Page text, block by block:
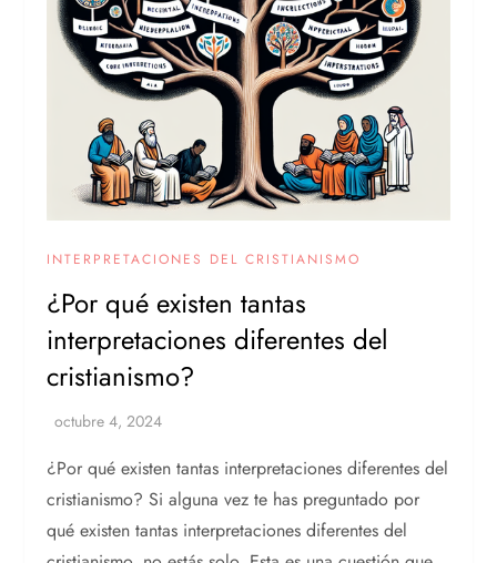
INTERPRETACIONES DEL CRISTIANISMO
¿Por qué existen tantas
interpretaciones diferentes del
cristianismo?
¿Por qué existen tantas interpretaciones diferentes del
cristianismo? Si alguna vez te has preguntado por
qué existen tantas interpretaciones diferentes del